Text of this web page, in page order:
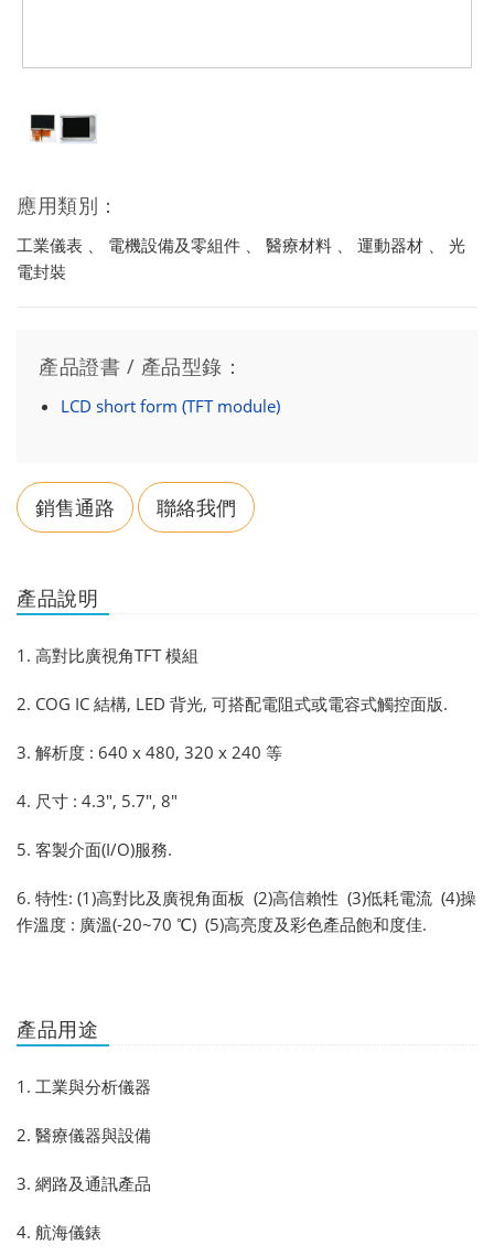
應用類別：
工業儀表 、 電機設備及零組件 、 醫療材料 、 運動器材 、 光
電封裝
產品證書 / 產品型錄：
LCD short form (TFT module)
銷售通路 聯絡我們
產品說明
1. 高對比廣視角TFT 模組
2. COG IC 結構, LED 背光, 可搭配電阻式或電容式觸控面版.
3. 解析度 : 640 x 480, 320 x 240 等
4. 尺寸 : 4.3", 5.7", 8"
5. 客製介面(I/O)服務.
6. 特性: (1)高對比及廣視角面板 (2)高信賴性 (3)低耗電流 (4)操
作溫度 : 廣溫(-20~70 ℃) (5)高亮度及彩色產品飽和度佳.
產品用途
1. 工業與分析儀器
2. 醫療儀器與設備
3. 網路及通訊產品
4. 航海儀錶